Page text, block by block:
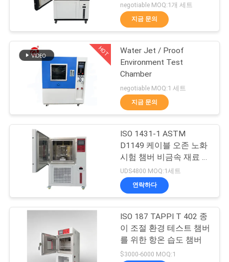
리
여
행
2 롤 밀
유니버셜 테스팅 기
계
negotiable MOQ:1개 세트
지금 문의
HOT
Water Jet / Proof
Environment Test
Chamber
negotiable MOQ:1 세트
지금 문의
ISO 1431-1 ASTM
D1149 케이블 오존 노화
시험 챔버 비금속 재료 노
화 시험기
UDS4800 MOQ:1세트
연락하다
ISO 187 TAPPI T 402 종
이 조절 환경 테스트 챔버
를 위한 항온 습도 챔버
$3000-6000 MOQ:1